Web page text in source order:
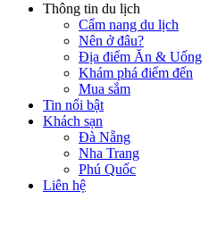
Thông tin du lịch
Cẩm nang du lịch
Nên ở đâu?
Địa điểm Ăn & Uống
Khám phá điểm đến
Mua sắm
Tin nổi bật
Khách sạn
Đà Nẵng
Nha Trang
Phú Quốc
Liên hệ